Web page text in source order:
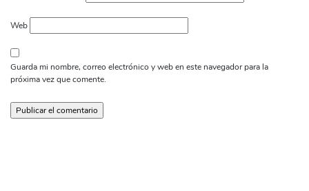
Web
Guarda mi nombre, correo electrónico y web en este navegador para la
próxima vez que comente.